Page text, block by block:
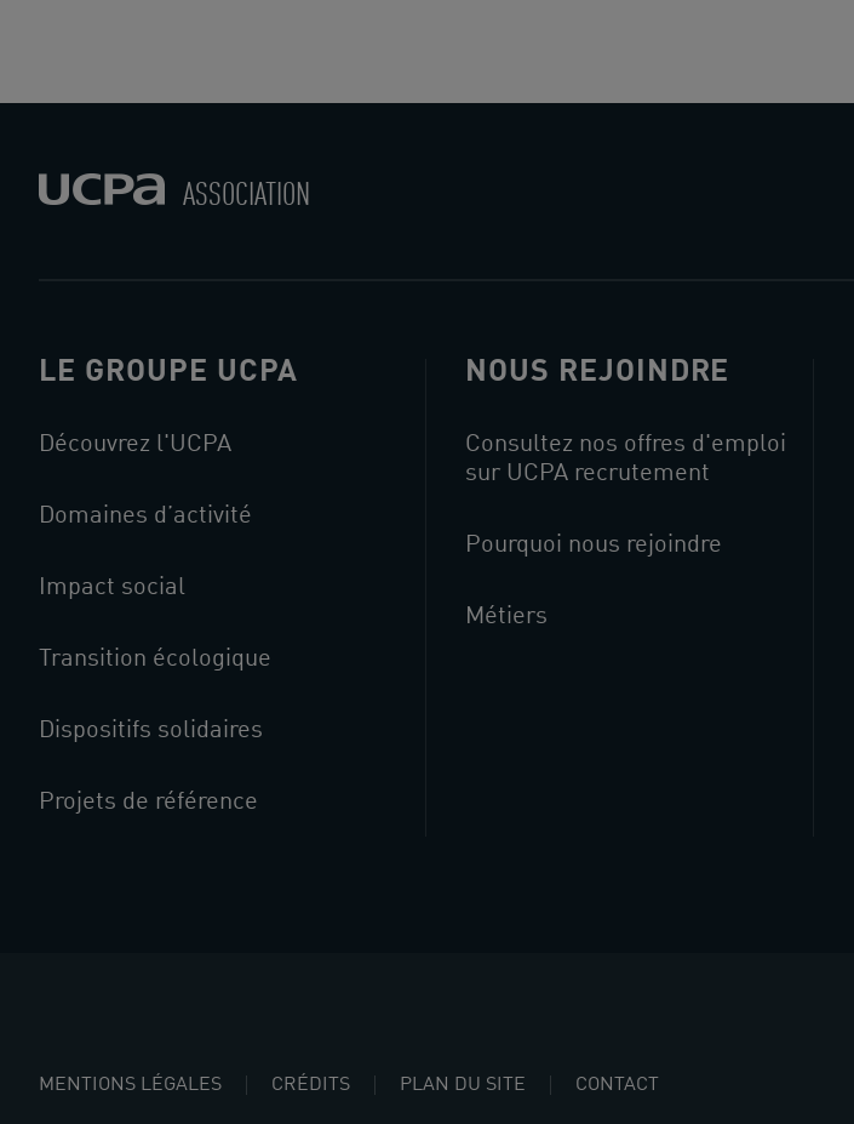
ASSOCIATION
LE GROUPE UCPA
Découvrez l'UCPA
Domaines d’activité
Impact social
Transition écologique
Dispositifs solidaires
Projets de référence
NOUS REJOINDRE
Consultez nos offres d'emploi
sur UCPA recrutement
Pourquoi nous rejoindre
Métiers
MENTIONS LÉGALES CRÉDITS PLAN DU SITE CONTACT